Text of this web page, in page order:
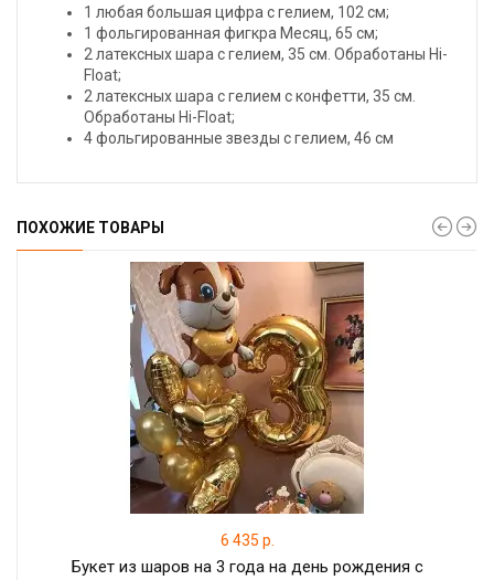
1 любая большая цифра с гелием, 102 см;
1 фольгированная фигкра Месяц, 65 см;
2 латексных шара с гелием, 35 см. Обработаны Hi-
Float;
2 латексных шара с гелием с конфетти, 35 см.
Обработаны Hi-Float;
4 фольгированные звезды с гелием, 46 см
ПОХОЖИЕ ТОВАРЫ
6 435 р.
Букет из шаров на 3 года на день рождения с